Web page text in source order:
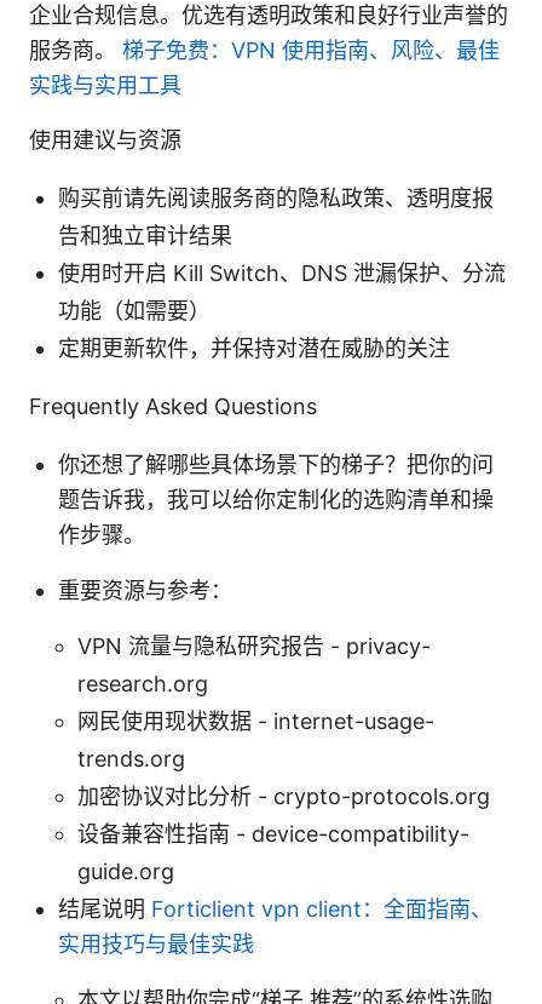
企业合规信息。优选有透明政策和良好行业声誉的
服务商。 梯子免费：VPN 使用指南、风险、最佳
实践与实用工具
使用建议与资源
购买前请先阅读服务商的隐私政策、透明度报
告和独立审计结果
使用时开启 Kill Switch、DNS 泄漏保护、分流
功能（如需要）
定期更新软件，并保持对潜在威胁的关注
Frequently Asked Questions
你还想了解哪些具体场景下的梯子？把你的问
题告诉我，我可以给你定制化的选购清单和操
作步骤。
重要资源与参考：
VPN 流量与隐私研究报告 - privacy-
research.org
网民使用现状数据 - internet-usage-
trends.org
加密协议对比分析 - crypto-protocols.org
设备兼容性指南 - device-compatibility-
guide.org
结尾说明 Forticlient vpn client：全面指南、
实用技巧与最佳实践